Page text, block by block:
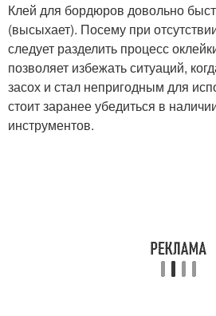
Клей для бордюров довольно
(высыхает). Посему при
следует разделить процесс
позволяет избежать ситуаций,
засох и стал непригодным для
стоит заранее убедиться в
инструментов.